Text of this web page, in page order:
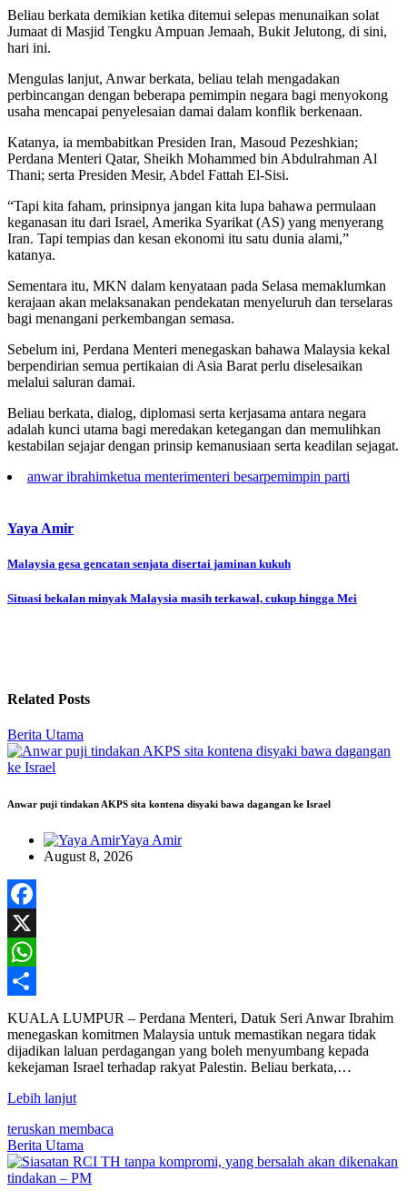
Beliau berkata demikian ketika ditemui selepas menunaikan solat
Jumaat di Masjid Tengku Ampuan Jemaah, Bukit Jelutong, di sini,
hari ini.
Mengulas lanjut, Anwar berkata, beliau telah mengadakan
perbincangan dengan beberapa pemimpin negara bagi menyokong
usaha mencapai penyelesaian damai dalam konflik berkenaan.
Katanya, ia membabitkan Presiden Iran, Masoud Pezeshkian;
Perdana Menteri Qatar, Sheikh Mohammed bin Abdulrahman Al
Thani; serta Presiden Mesir, Abdel Fattah El-Sisi.
“Tapi kita faham, prinsipnya jangan kita lupa bahawa permulaan
keganasan itu dari Israel, Amerika Syarikat (AS) yang menyerang
Iran. Tapi tempias dan kesan ekonomi itu satu dunia alami,”
katanya.
Sementara itu, MKN dalam kenyataan pada Selasa memaklumkan
kerajaan akan melaksanakan pendekatan menyeluruh dan terselaras
bagi menangani perkembangan semasa.
Sebelum ini, Perdana Menteri menegaskan bahawa Malaysia kekal
berpendirian semua pertikaian di Asia Barat perlu diselesaikan
melalui saluran damai.
Beliau berkata, dialog, diplomasi serta kerjasama antara negara
adalah kunci utama bagi meredakan ketegangan dan memulihkan
kestabilan sejajar dengan prinsip kemanusiaan serta keadilan sejagat.
anwar ibrahimketua menterimenteri besarpemimpin parti
Yaya Amir
Post
navigation
Malaysia gesa gencatan senjata disertai jaminan kukuh
Situasi bekalan minyak Malaysia masih terkawal, cukup hingga Mei
Related Posts
Berita Utama
Anwar puji tindakan AKPS sita kontena disyaki bawa dagangan ke Israel
Yaya Amir
August 8, 2026
Facebook
X
WhatsApp
Share
KUALA LUMPUR – Perdana Menteri, Datuk Seri Anwar Ibrahim
menegaskan komitmen Malaysia untuk memastikan negara tidak
dijadikan laluan perdagangan yang boleh menyumbang kepada
kekejaman Israel terhadap rakyat Palestin. Beliau berkata,…
Lebih lanjut
teruskan membaca
Berita Utama